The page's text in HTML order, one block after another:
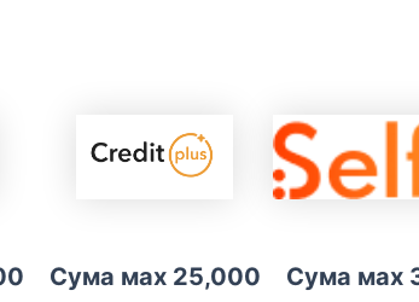
Сума мах 25,000 Сума мах